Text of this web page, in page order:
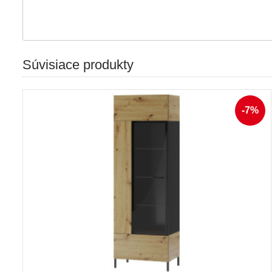
Súvisiace produkty
-7%